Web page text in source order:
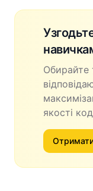
Обирайте
якості